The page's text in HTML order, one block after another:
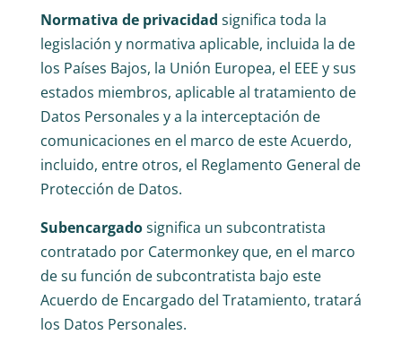
Normativa de privacidad significa toda la
legislación y normativa aplicable, incluida la de
los Países Bajos, la Unión Europea, el EEE y sus
estados miembros, aplicable al tratamiento de
Datos Personales y a la interceptación de
comunicaciones en el marco de este Acuerdo,
incluido, entre otros, el Reglamento General de
Protección de Datos.
Subencargadosignifica un subcontratista
contratado por Catermonkey que, en el marco
de su función de subcontratista bajo este
Acuerdo de Encargado del Tratamiento, tratará
los Datos Personales.